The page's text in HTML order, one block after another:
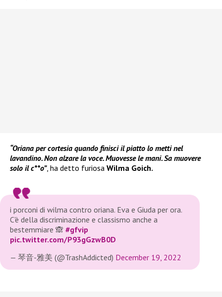
“Oriana per cortesia quando finisci il piatto lo metti nel
lavandino. Non alzare la voce. Muovesse le mani. Sa muovere
solo il c**o”, ha detto furiosa Wilma Goich.
i porconi di wilma contro oriana. Eva e Giuda per ora.
C'è della discriminazione e classismo anche a
bestemmiare 🙈 #gfvip
pic.twitter.com/P93gGzwB0D
— 琴音-雅美 (@TrashAddicted) December 19, 2022